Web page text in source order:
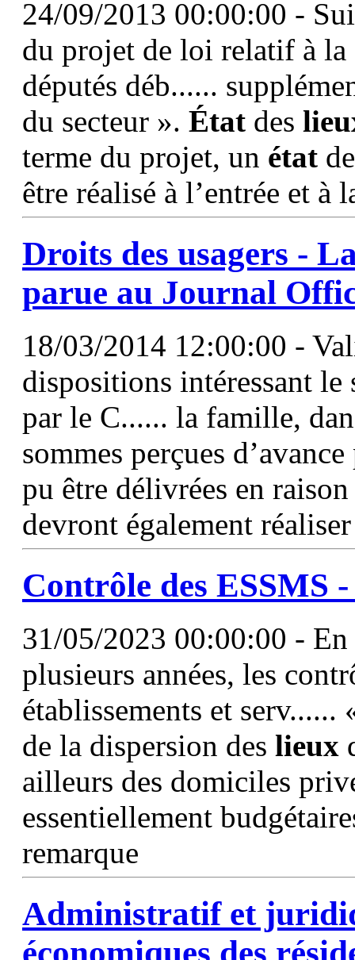
24/09/2013 00:00:00 -
du projet de loi relatif à la
députés déb......
du secteur ». État des
terme du projet, un état
être réalisé à l’entrée et à
Droits des usagers -
parue au Journal
18/03/2014 12:00:00 -
dispositions intéressant
par le C...... la famille,
sommes perçues
pu être délivrées en
devront également
Contrôle des ESSMS
31/05/2023 00:00:00 - En
plusieurs années, les
établissements et
de la dispersion des lieux
ailleurs des domiciles
essentiellement
remarque
Administratif et
économiques des